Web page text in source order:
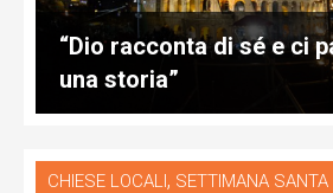
“Dio racconta di sé e ci
una storia”
CHIESE LOCALI, SETTIMANA